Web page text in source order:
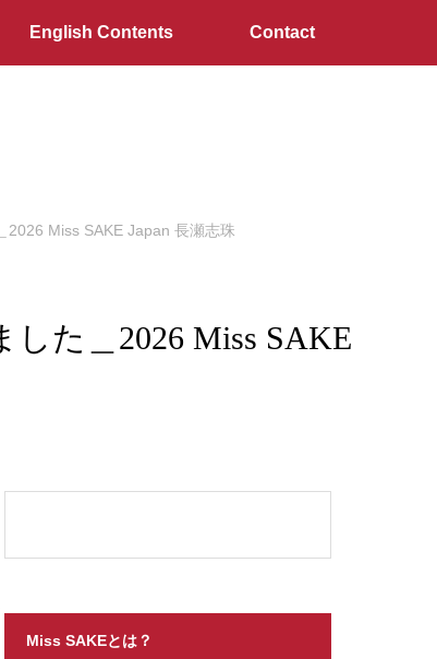
English Contents Contact
2026 Miss SAKE Japan 長瀬志珠
た＿2026 Miss SAKE
Miss SAKEとは？